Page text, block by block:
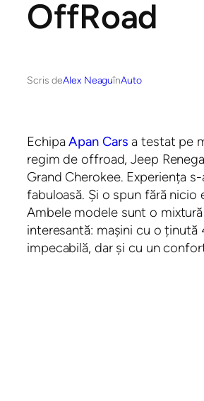
OffRoad
Scris deAlex NeaguînAuto
EchipaApan Cars a testat pe
regim de offroad, Jeep
Grand Cherokee. Experiența
fabuloasă. Și o spun fără nicio
Ambele modele sunt o
interesantă: mașini cu o ținută
impecabilă, dar și cu un